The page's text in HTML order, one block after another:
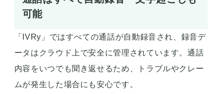
可能
「IVRy」ではすべての通話が自動録音され、録音デ
ータはクラウド上で安全に管理されています。通話
内容をいつでも聞き返せるため、トラブルやクレー
ムが発生した場合にも安心です。